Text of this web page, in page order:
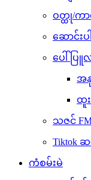
ဝတ္ထု/ကာ
ဆောင်းပါ
ပေါ်ပြူ
အ
ထူး
သဇင် FM
Tiktok
ကံစမ်းမဲ